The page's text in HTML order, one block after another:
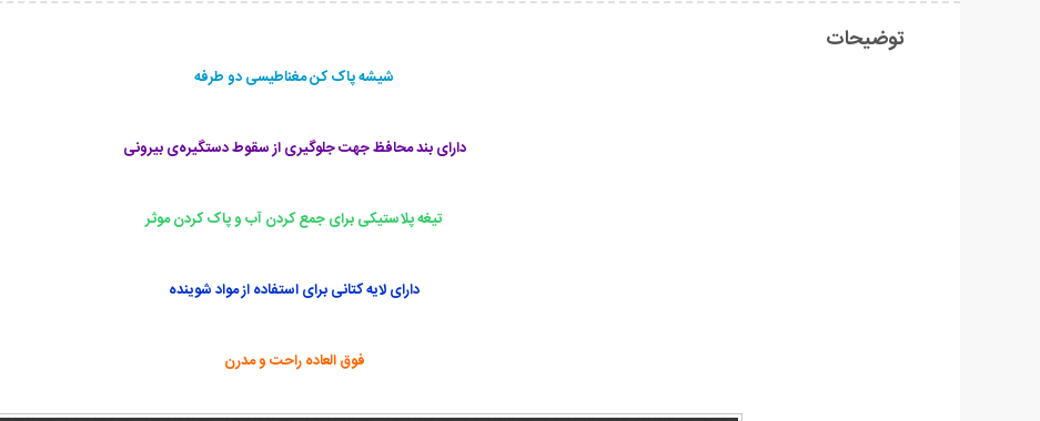
توضیحات
شیشه پاک کن مغناطیسی دو طرفه
دارای بند محافظ جهت جلوگیری از سقوط دستگیره‌ی بیرونی
تیغه پلاستیکی برای جمع کردن آب و پاک کردن موثر
دارای لایه کتانی برای استفاده از مواد شوینده
فوق العاده راحت و مدرن